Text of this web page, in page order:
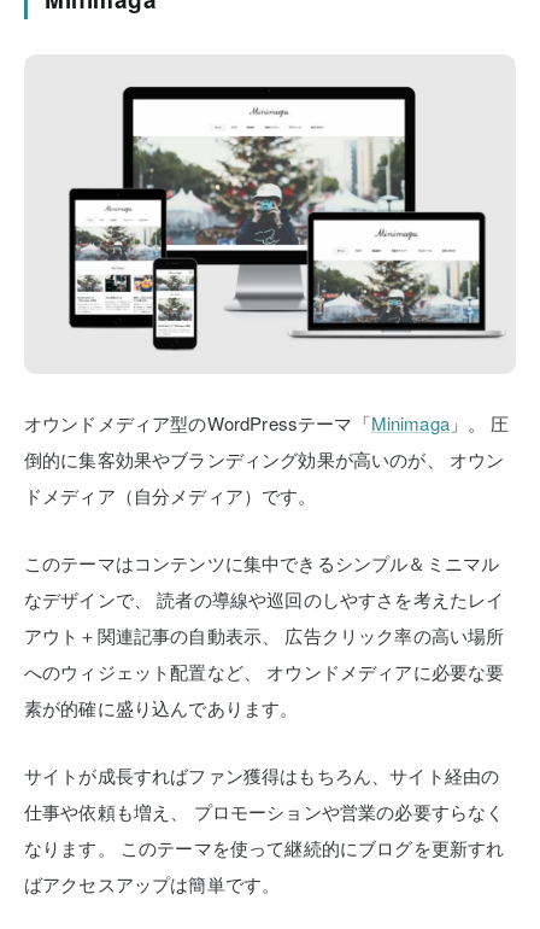
オウンドメディア型のWordPressテーマ「Minimaga」。
圧
倒的に集客効果やブランディング効果が高いのが、
オウン
ドメディア（自分メディア）です。
このテーマはコンテンツに集中できるシンプル＆ミニマル
なデザインで、
読者の導線や巡回のしやすさを考えたレイ
アウト＋関連記事の自動表示、
広告クリック率の高い場所
へのウィジェット配置など、
オウンドメディアに必要な要
素が的確に盛り込んであります。
サイトが成長すればファン獲得はもちろん、サイト経由の
仕事や依頼も増え、
プロモーションや営業の必要すらなく
なります。
このテーマを使って継続的にブログを更新すれ
ばアクセスアップは簡単です。